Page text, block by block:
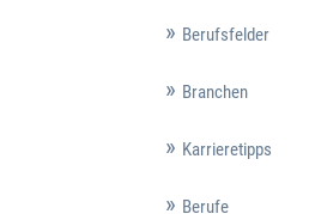
Berufsfelder
Branchen
Karrieretipps
Berufe